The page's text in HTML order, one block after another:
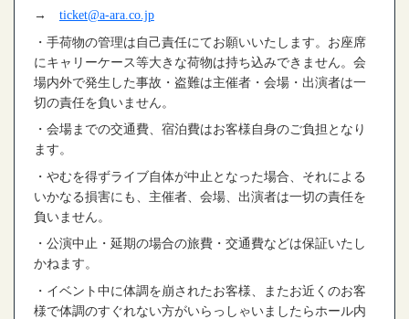
→ ticket@a-ara.co.jp
・手荷物の管理は自己責任にてお願いいたします。お座席
にキャリーケース等大きな荷物は持ち込みできません。会
場内外で発生した事故・盗難は主催者・会場・出演者は一
切の責任を負いません。
・会場までの交通費、宿泊費はお客様自身のご負担となり
ます。
・やむを得ずライブ自体が中止となった場合、それによる
いかなる損害にも、主催者、会場、出演者は一切の責任を
負いません。
・公演中止・延期の場合の旅費・交通費などは保証いたし
かねます。
・イベント中に体調を崩されたお客様、またお近くのお客
様で体調のすぐれない方がいらっしゃいましたらホール内